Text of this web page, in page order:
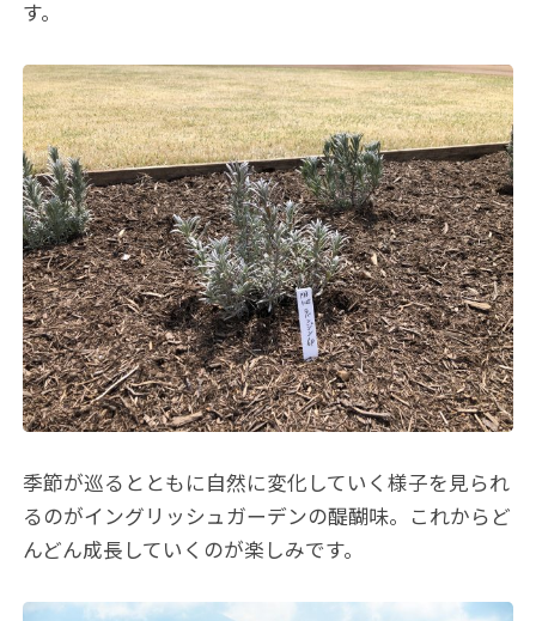
す。
季節が巡るとともに自然に変化していく様子を見られ
るのがイングリッシュガーデンの醍醐味。これからど
んどん成長していくのが楽しみです。